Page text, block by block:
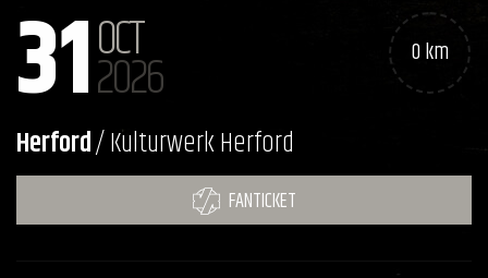
31OCT
2026 0 km
Herford/ Kulturwerk Herford
FANTICKET